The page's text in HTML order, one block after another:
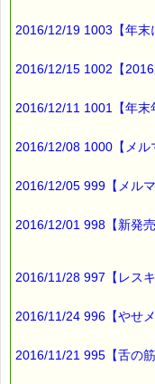
淡い香りがありますね
桜の香りは
心を和ませる効果が
あるそうです。
桜色といえば
薄いピンク色を
薄いピンク色にも
あるそうなんです (^^)
ウォーキングの時
2016/12/19 1003【年末
2016/12/15 1002【2016
2016/12/11 1001【年末
2016/12/08 1000【メル
2016/12/05 999【メル
2016/12/01 998【新発
2016/11/28 997【レス
2016/11/24 996【やせメ
2016/11/21 995【舌の筋